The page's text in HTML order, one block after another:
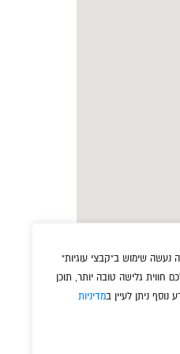
נעשה שימוש ב"קבצי עוגיות"
חווית גלישה טובה יותר, תוכן
נוסף ניתן לעיין במדיניות